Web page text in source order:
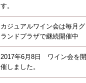
す。
カジュアルワイン会は毎月グ
ランドプラザで継続開催中
2017年6月8日 ワイン会を開
催しました。